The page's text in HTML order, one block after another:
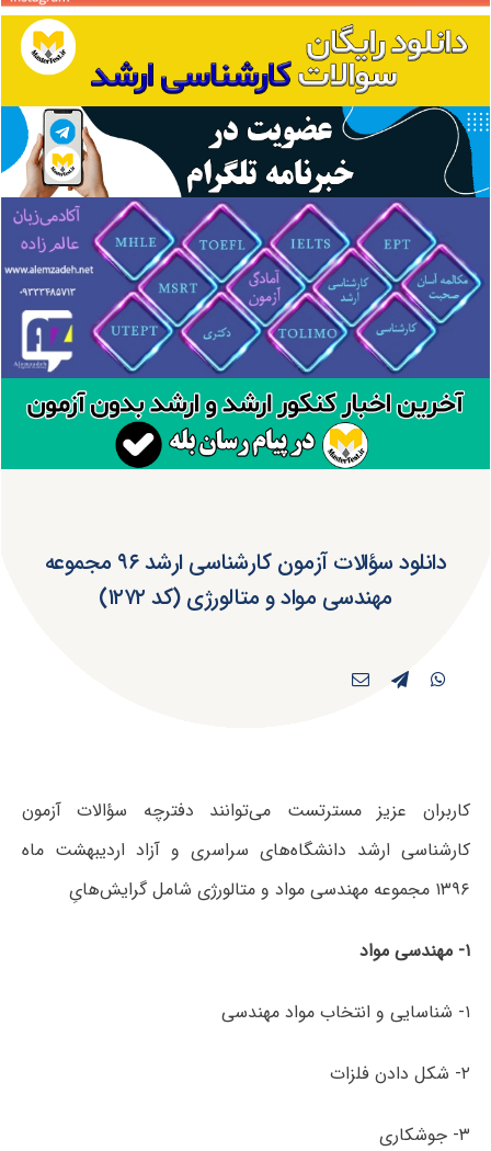
دانلود سؤالات آزمون کارشناسی ارشد ۹۶ مجموعه
مهندسی مواد و متالورژی (کد ۱۲۷۲)
کاربران عزیز مسترتست می‌توانند دفترچه سؤالات آزمون
کارشناسی ارشد دانشگاه‌های سراسری و آزاد اردیبهشت ماه
۱۳۹۶ مجموعه مهندسی مواد و متالورژی شامل گرایش‌هایِ
۱- مهندسی مواد
۱- شناسایی و انتخاب مواد مهندسی
۲- شکل دادن فلزات
۳- جوشکاری